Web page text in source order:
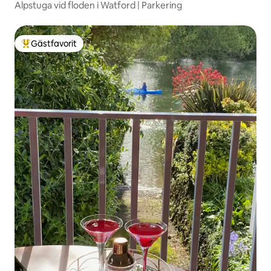
Alpstuga vid floden i Watford | Parkering
Populär gästfavorit
Gästfavorit